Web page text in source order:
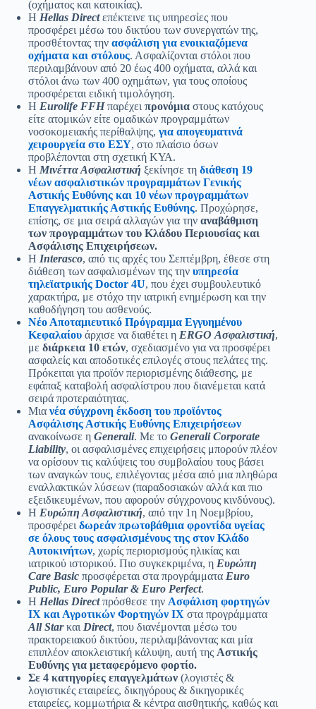
(οχήματος και κατοικίας).
Η Hellas Directεπέκτεινε τις υπηρεσίες που
προσφέρει μέσω του δικτύου των συνεργατών της,
προσθέτοντας την ασφάλιση για ενοικιαζόμενα
οχήματα και στόλους. Ασφαλίζονται στόλοι που
περιλαμβάνουν από 20 έως 400 οχήματα, αλλά και
στόλοι άνω των 400 οχημάτων, για τους οποίους
προσφέρεται ειδική τιμολόγηση.
Η Eurolife FFHπαρέχει προνόμια στους κατόχους
είτε ατομικών είτε ομαδικών προγραμμάτων
νοσοκομειακής περίθαλψης, για απογευματινά
χειρουργεία στο ΕΣΥ, στο πλαίσιο όσων
προβλέπονται στη σχετική ΚΥΑ.
Η Μινέττα Ασφαλιστική ξεκίνησε τη διάθεση 19
νέων ασφαλιστικών προγραμμάτων Γενικής
Αστικής Ευθύνης και 10 νέων προγραμμάτων
Επαγγελματικής Αστικής Ευθύνης. Προχώρησε,
επίσης, σε μια σειρά αλλαγών για την αναβάθμιση
των προγραμμάτων του Κλάδου Περιουσίας και
Ασφάλισης Επιχειρήσεων.
Η Interasco, από τις αρχές του Σεπτέμβρη, έθεσε στη
διάθεση των ασφαλισμένων της την υπηρεσία
τηλεϊατρικής Doctor 4U, που έχει συμβουλευτικό
χαρακτήρα, με στόχο την ιατρική ενημέρωση και την
καθοδήγηση του ασθενούς.
Νέο Αποταμιευτικό Πρόγραμμα Εγγυημένου
Κεφαλαίου άρχισε να διαθέτει η ERGO Ασφαλιστική,
με διάρκεια 10 ετών, σχεδιασμένο για να προσφέρει
ασφαλείς και αποδοτικές επιλογές στους πελάτες της.
Πρόκειται για προϊόν περιορισμένης διάθεσης, με
εφάπαξ καταβολή ασφαλίστρου που διανέμεται κατά
σειρά προτεραιότητας.
Μια νέα σύγχρονη έκδοση του προϊόντος
Ασφάλισης Αστικής Ευθύνης Επιχειρήσεων
ανακοίνωσε η Generali. Με το Generali Corporate
Liability, οι ασφαλισμένες επιχειρήσεις μπορούν πλέον
να ορίσουν τις καλύψεις του συμβολαίου τους βάσει
των αναγκών τους, επιλέγοντας μέσα από μια πληθώρα
εναλλακτικών λύσεων (παραδοσιακών αλλά και πιο
εξειδικευμένων, που αφορούν σύγχρονους κινδύνους).
Η Ευρώπη Ασφαλιστική, από την 1η Νοεμβρίου,
προσφέρει δωρεάν πρωτοβάθμια φροντίδα υγείας
σε όλους τους ασφαλισμένους της στον Κλάδο
Αυτοκινήτων, χωρίς περιορισμούς ηλικίας και
ιατρικού ιστορικού. Πιο συγκεκριμένα, η Ευρώπη
Care Basic προσφέρεται στα προγράμματα Euro
Public, Euro Popular & Euro Perfect.
Η Hellas Directπρόσθεσε την Ασφάλιση φορτηγών
ΙΧ και Αγροτικών Φορτηγών ΙΧ στα προγράμματα
All Starκαι Direct, που διανέμονται μέσω του
πρακτορειακού δικτύου, περιλαμβάνοντας και μία
επιπλέον αποκλειστική κάλυψη, αυτή της Αστικής
Ευθύνης για μεταφερόμενο φορτίο.
Σε 4 κατηγορίες επαγγελμάτων (λογιστές &
λογιστικές εταιρείες, δικηγόρους & δικηγορικές
εταιρείες, κομμωτήρια & κέντρα αισθητικής, καθώς και